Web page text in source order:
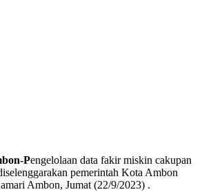
Pengelolaan data fakir miskin cakupan
pemerintah Kota Ambon
Ambon, Jumat (22/9/2023) .